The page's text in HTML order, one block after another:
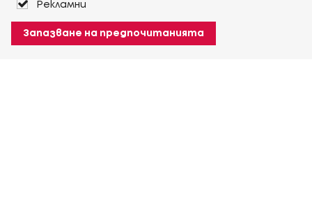
Рекламни
Запазване на предпочитанията